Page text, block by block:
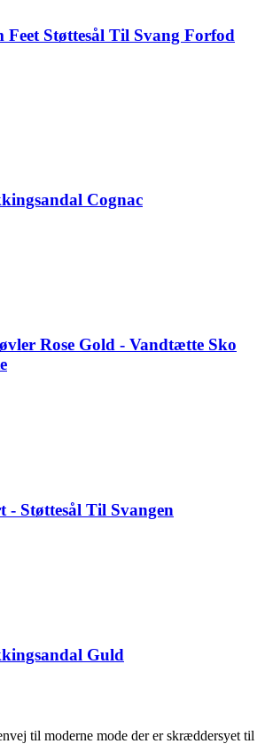
Feet Støttesål Til Svang Forfod
Cognac
Rose Gold - Vandtætte Sko
- Støttesål Til Svangen
Guld
til moderne mode der er skræddersyet til